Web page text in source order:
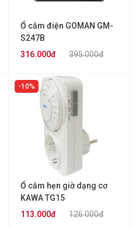
Ổ cắm điện GOMAN GM-
S247B
395.000đ
316.000đ
10%
Ổ cắm hẹn giờ dạng cơ
KAWA TG15
126.000đ
113.000đ